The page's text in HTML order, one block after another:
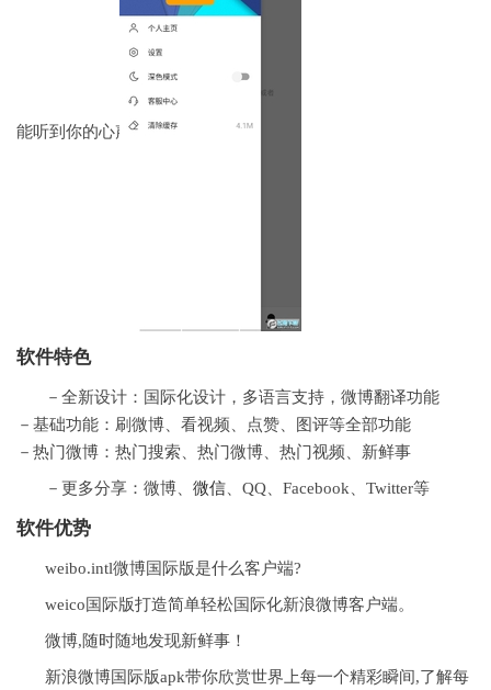
能听到你的心声。
软件特色
－全新设计：国际化设计，多语言支持，微博翻译功能
－基础功能：刷微博、看视频、点赞、图评等全部功能
－热门微博：热门搜索、热门微博、热门视频、新鲜事
－更多分享：微博、 微信 、QQ、Facebook、Twitter等
软件优势
weibo.intl微博国际版是什么客户端?
weico国际版打造简单轻松国际化新浪微博客户端。
微博,随时随地发现新鲜事！
新浪微博国际版apk带你欣赏世界上每一个精彩瞬间,了解每